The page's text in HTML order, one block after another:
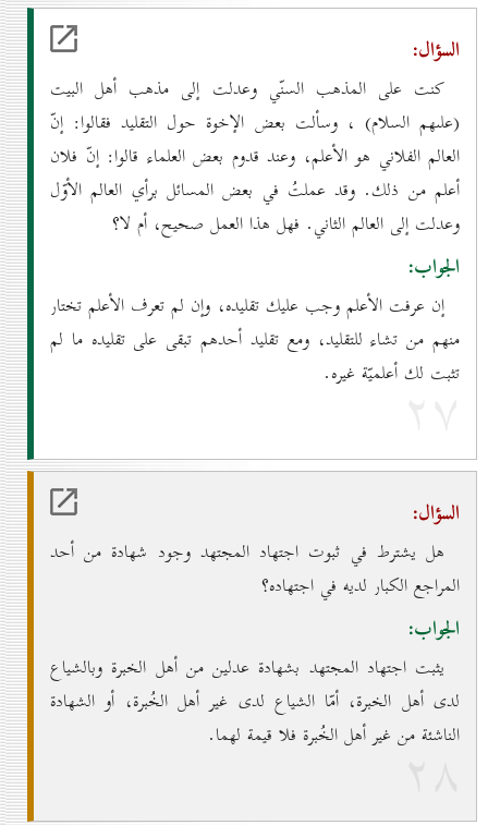
السؤال:
كنت على المذهب السنّي وعدلت إلى مذهب أهل البيت
(علىهم السلام) ، وسألت بعض الإخوة حول التقليد فقالوا: إنّ
العالم الفلاني هو الأعلم، وعند قدوم بعض العلماء قالوا: إنّ فلان
أعلم من ذلك. وقد عملتُ في بعض المسائل برأي العالم الأوّل
وعدلت إلى العالم الثاني. فهل هذا العمل صحيح، أم لا؟
الجواب:
إن عرفت الأعلم وجب عليك تقليده، وإن لم تعرف الأعلم تختار
منهم من تشاء للتقليد، ومع تقليد أحدهم تبقى على تقليده ما لم
تثبت لك أعلميّة غيره.
۲۷
السؤال:
هل يشترط في ثبوت اجتهاد المجتهد وجود شهادة من أحد
المراجع الكبار لديه في اجتهاده؟
الجواب:
يثبت اجتهاد المجتهد بشهادة عدلين من أهل الخبرة وبالشياع
لدى أهل الخبرة، أمّا الشياع لدى غير أهل الخُبرة، أو الشهادة
الناشئة من غير أهل الخُبرة فلا قيمة لهما.
۲۸